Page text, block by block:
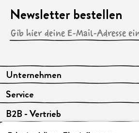
Unternehmen
Service
B2B - Vertrieb
Newsletter bestellen